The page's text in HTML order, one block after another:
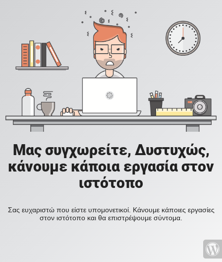
Μας συγχωρείτε, Δυστυχώς,
κάνουμε κάποια εργασία στον
ιστότοπο
Σας ευχαριστώ που είστε υπομονετικοί. Κάνουμε κάποιες εργασίες
στον ιστότοπο και θα επιστρέψουμε σύντομα.